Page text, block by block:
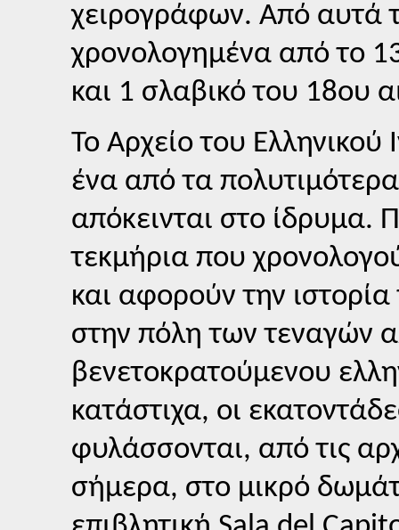
χειρογράφων. Από αυτά
χρονολογημένα από το
και 1 σλαβικό του 18ου
Το Αρχείο του Ελληνικού
ένα από τα
απόκεινται στο ίδρυμα.
τεκμήρια που
και αφορούν την
στην πόλη των τεναγών
βενετοκρατούμενου
κατάστιχα, οι
φυλάσσονται, από τις
σήμερα, στο μικρό